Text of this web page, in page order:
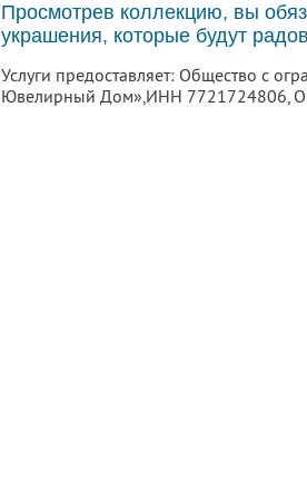
Просмотрев коллекцию, вы
украшения, которые будут
Услуги предоставляет: Общество с
Ювелирный Дом»,ИНН 7721724806,